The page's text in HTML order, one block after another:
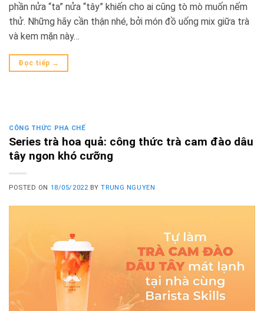
phần nửa “ta” nửa “tây” khiến cho ai cũng tò mò muốn nếm
thử. Những hãy cần thận nhé, bởi món đồ uống mix giữa trà
và kem mặn này…
Đọc tiếp →
CÔNG THỨC PHA CHẾ
Series trà hoa quả: công thức trà cam đào dâu
tây ngon khó cưỡng
POSTED ON 18/05/2022 BYTRUNG NGUYEN